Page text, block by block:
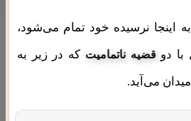
اینجا نرسیده خود تمام می‌شود،
با دوقضیه ناتمامیت که در زیر به
می‌آید.